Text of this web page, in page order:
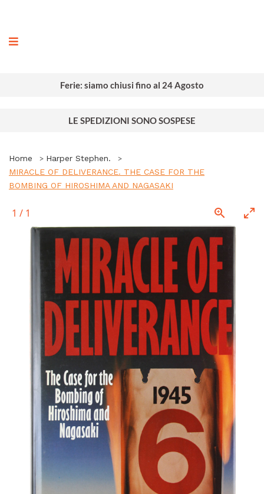
Ferie: siamo chiusi fino al 24 Agosto
LE SPEDIZIONI SONO SOSPESE
Home
Harper Stephen.
MIRACLE OF DELIVERANCE. THE CASE FOR THE
BOMBING OF HIROSHIMA AND NAGASAKI
1 / 1